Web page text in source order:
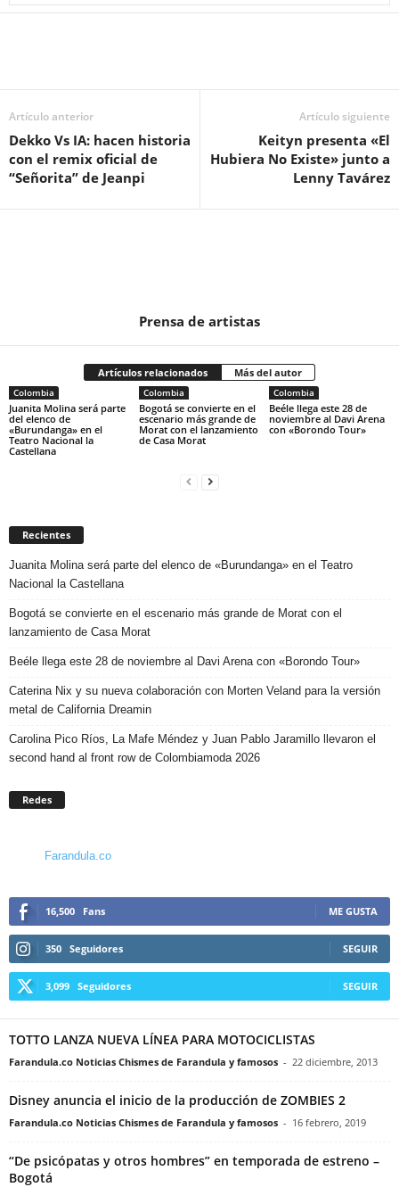
Artículo anterior
Dekko Vs IA: hacen historia
con el remix oficial de
“Señorita” de Jeanpi
Artículo siguiente
Keityn presenta «El
Hubiera No Existe» junto a
Lenny Tavárez
Prensa de artistas
Artículos relacionados Más del autor
Colombia
Juanita Molina será parte
del elenco de
«Burundanga» en el
Teatro Nacional la
Castellana
Colombia
Bogotá se convierte en el
escenario más grande de
Morat con el lanzamiento
de Casa Morat
Colombia
Beéle llega este 28 de
noviembre al Davi Arena
con «Borondo Tour»
Recientes
Juanita Molina será parte del elenco de «Burundanga» en el Teatro
Nacional la Castellana
Bogotá se convierte en el escenario más grande de Morat con el
lanzamiento de Casa Morat
Beéle llega este 28 de noviembre al Davi Arena con «Borondo Tour»
Caterina Nix y su nueva colaboración con Morten Veland para la versión
metal de California Dreamin
Carolina Pico Ríos, La Mafe Méndez y Juan Pablo Jaramillo llevaron el
second hand al front row de Colombiamoda 2026
Redes
Farandula.co
16,500 Fans ME GUSTA
350 Seguidores SEGUIR
3,099 Seguidores SEGUIR
TOTTO LANZA NUEVA LÍNEA PARA MOTOCICLISTAS
Farandula.co Noticias Chismes de Farandula y famosos - 22 diciembre, 2013
Disney anuncia el inicio de la producción de ZOMBIES 2
Farandula.co Noticias Chismes de Farandula y famosos - 16 febrero, 2019
“De psicópatas y otros hombres” en temporada de estreno –
Bogotá